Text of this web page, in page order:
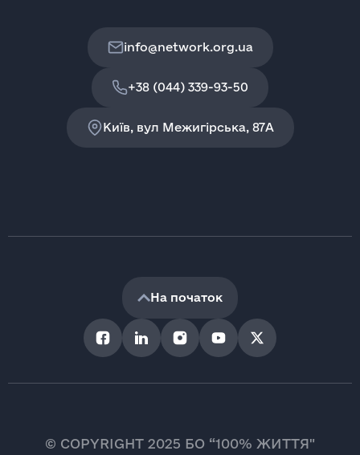
info@network.org.ua
+38 (044) 339-93-50
Київ, вул Межигірська, 87A
На початок
© COPYRIGHT 2025 БО “100% ЖИТТЯ"